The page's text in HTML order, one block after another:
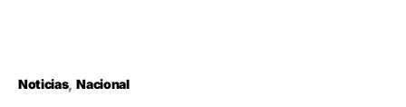
Noticias Nacional